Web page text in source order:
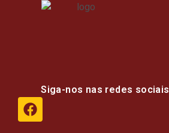
Siga-nos nas redes sociais